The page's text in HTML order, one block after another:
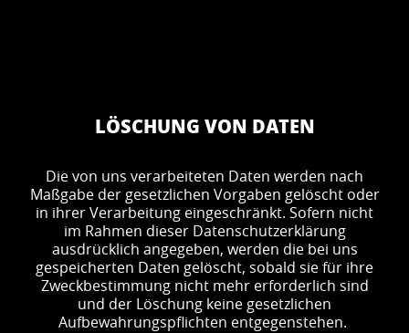
LÖSCHUNG VON DATEN
Die von uns verarbeiteten Daten werden nach
Maßgabe der gesetzlichen Vorgaben gelöscht oder
in ihrer Verarbeitung eingeschränkt. Sofern nicht
im Rahmen dieser Datenschutzerklärung
ausdrücklich angegeben, werden die bei uns
gespeicherten Daten gelöscht, sobald sie für ihre
Zweckbestimmung nicht mehr erforderlich sind
und der Löschung keine gesetzlichen
Aufbewahrungspflichten entgegenstehen.